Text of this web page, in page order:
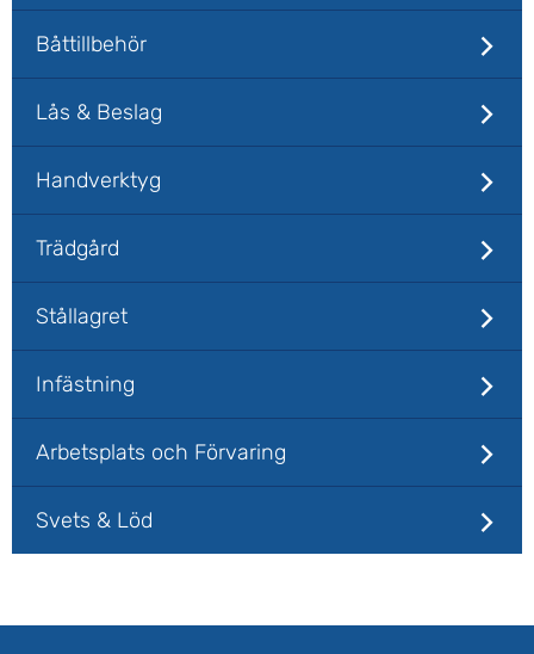
Båttillbehör
Lås & Beslag
Handverktyg
Trädgård
Stållagret
Infästning
Arbetsplats och Förvaring
Svets & Löd